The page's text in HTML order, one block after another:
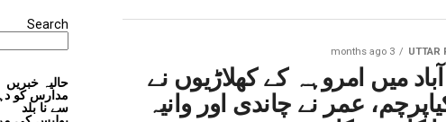
UTTAR
3 months ago
میں امروہہ کے کھلاڑیوں نے
عمر نے چاندی اور وانیہ
Search
حالیہ خبریں
مدارس کو
سے نا بلد